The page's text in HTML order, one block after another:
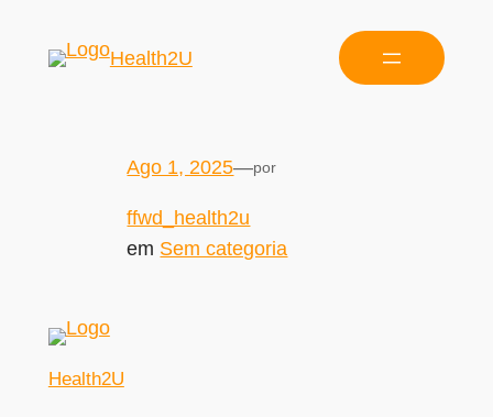
Health2U
Ago 1, 2025—por
ffwd_health2u
em Sem categoria
Health2U